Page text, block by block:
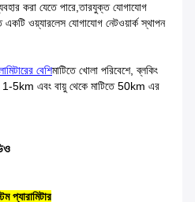
করা যেতে পারে,তারযুক্ত যোগাযোগ
ওয়্যারলেস যোগাযোগ নেটওয়ার্ক স্থাপন
বেশিমাটিতে খোলা পরিবেশে, ব্লকিং
1-5km এবং বায়ু থেকে মাটিতে 50km এর
প্যারামিটার